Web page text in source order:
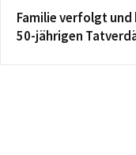
Familie verfolgt
50-jährigen